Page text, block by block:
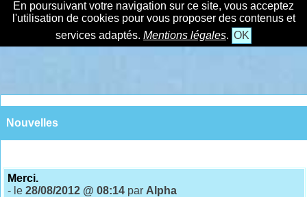
En poursuivant votre navigation sur ce site, vous acceptez
l'utilisation de cookies pour vous proposer des contenus et
services adaptés. Mentions légales. OK
Nouvelles
Merci.
- le28/08/2012 @ 08:14 par Alpha